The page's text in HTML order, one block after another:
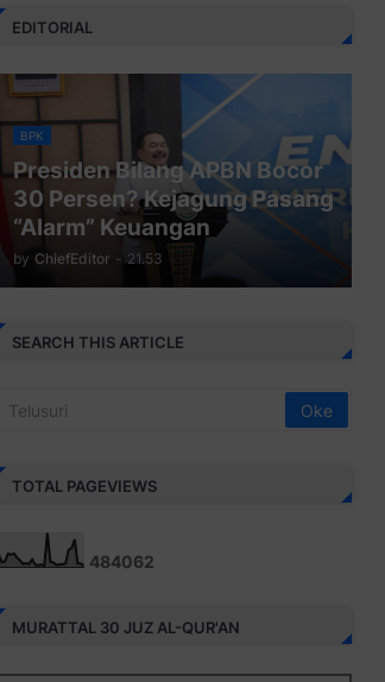
EDITORIAL
BPK
Presiden Bilang APBN Bocor
30 Persen? Kejagung Pasang
“Alarm” Keuangan
by ChiefEditor - 21.53
SEARCH THIS ARTICLE
TOTAL PAGEVIEWS
484062
MURATTAL 30 JUZ AL-QUR'AN